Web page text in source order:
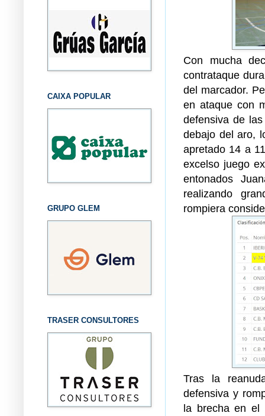
Con mucha
contrataque
del marcador.
en ataque con
defensiva de
debajo del aro,
apretado 14 a
excelso juego
entonados
realizando
rompiera
Tras la
defensiva y
la brecha en el
CAIXA POPULAR
GRUPO GLEM
TRASER CONSULTORES